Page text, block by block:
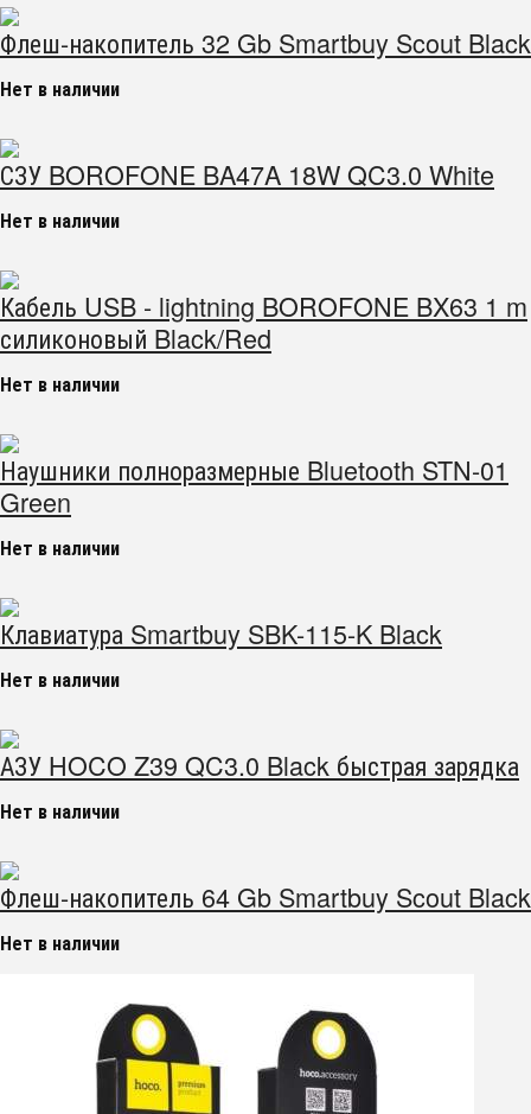
Флеш-накопитель 32 Gb Smartbuy Scout Black
Нет в наличии
СЗУ BOROFONE BA47A 18W QC3.0 White
Нет в наличии
Кабель USB - lightning BOROFONE BX63 1 m
силиконовый Black/Red
Нет в наличии
Наушники полноразмерные Bluetooth STN-01
Green
Нет в наличии
Клавиатура Smartbuy SBK-115-K Black
Нет в наличии
АЗУ HOCO Z39 QC3.0 Black быстрая зарядка
Нет в наличии
Флеш-накопитель 64 Gb Smartbuy Scout Black
Нет в наличии